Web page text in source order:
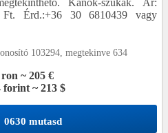
Kanok-szukák. Ár:
Érd.:+36 30 6810439 vagy
103294, megtekinve 634
ron ~ 205 €
forint ~ 213 $
0630 mutasd